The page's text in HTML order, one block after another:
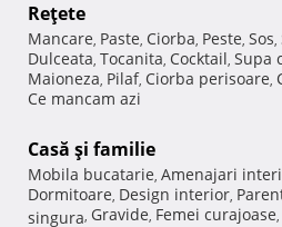
Reţete
Mancare, Paste, Ciorba, Peste, Sos,
Dulceata, Tocanita, Cocktail, Supa
Maioneza, Pilaf, Ciorba perisoare,
Ce mancam azi
Casă şi familie
Mobila bucatarie, Amenajari
Dormitoare, Design interior,
singura, Gravide, Femei curajoase,